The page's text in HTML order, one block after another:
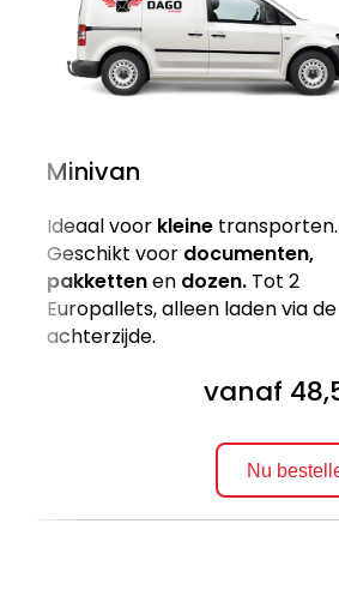
Minivan
Ideaal voor kleine transporten.
Geschikt voor documenten,
pakkettenen dozen. Tot 2
Europallets, alleen laden via de
achterzijde.
vanaf
Nu